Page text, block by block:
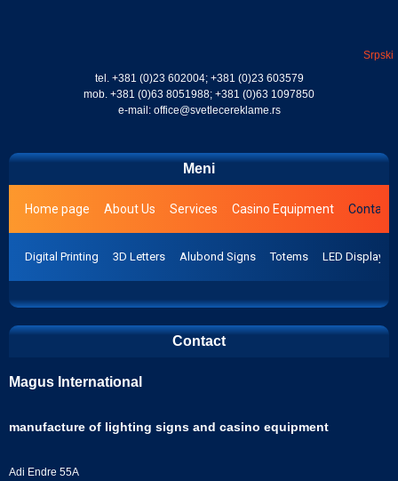
Srpski
tel. +381 (0)23 602004; +381 (0)23 603579
mob. +381 (0)63 8051988; +381 (0)63 1097850
e-mail: office@svetlecereklame.rs
Meni
Home page About Us Services Casino Equipment Contact
Digital Printing 3D Letters Alubond Signs Totems LED Display
Contact
Magus International
manufacture of lighting signs and casino equipment
Adi Endre 55A